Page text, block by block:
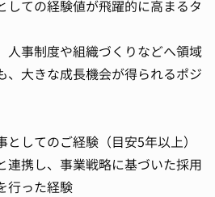
しての経験値が飛躍的に高まるタ
人事制度や組織づくりなどへ領域
、大きな成長機会が得られるポジ
としてのご経験（目安5年以上）
連携し、事業戦略に基づいた採用
行った経験